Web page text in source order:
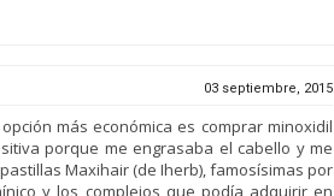
03 septiembre, 2015
más económica es comprar minoxidil
porque me engrasaba el cabello y me
Maxihair (de Iherb), famosísimas por
y los complejos que podía adquirir en